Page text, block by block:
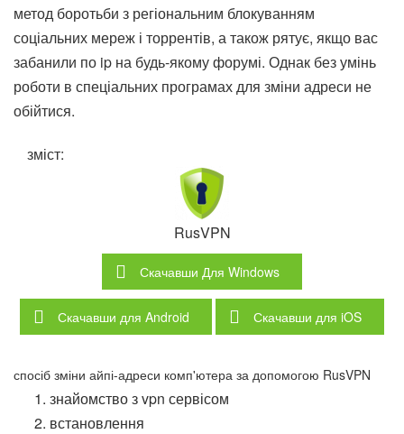
метод боротьби з регіональним блокуванням
соціальних мереж і торрентів, а також рятує, якщо вас
забанили по ip на будь-якому форумі. Однак без умінь
роботи в спеціальних програмах для зміни адреси не
обійтися.
зміст:
RusVPN
Скачавши Для Windows
Скачавши для Android Скачавши для iOS
спосіб зміни айпі-адреси комп'ютера за допомогою RusVPN
знайомство з vpn сервісом
встановлення